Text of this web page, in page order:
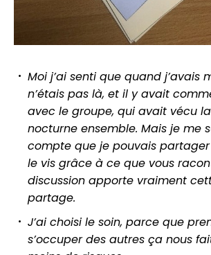
Moi j’ai senti que quand j’avais
n’étais pas là, et il y avait
avec le groupe, qui avait vécu
nocturne ensemble. Mais je me
compte que je pouvais
le vis grâce à ce que vous
discussion apporte vraiment
partage.
J’ai choisi le soin, parce que
s’occuper des autres ça nous